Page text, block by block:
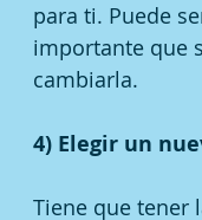
para ti. Puede
importante que
cambiarla.
4) Elegir un
Tiene que tener